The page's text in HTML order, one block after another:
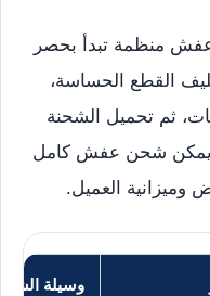
منظمة تبدأ بحصر
القطع الحساسة،
ثم تحميل الشحنة
ويمكن شحن عفش كامل
العميل.
وسيلة